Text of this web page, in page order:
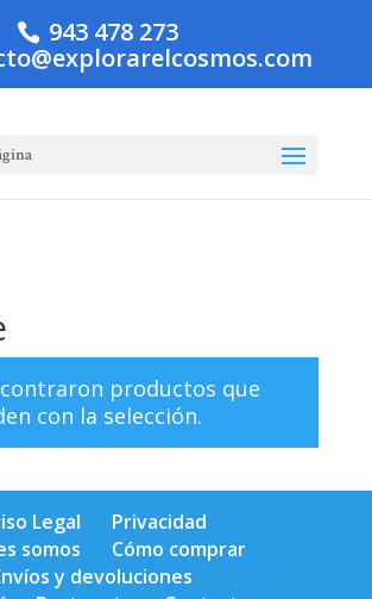
943 478 273
productos que
con la selección.
Legal
Privacidad
somos
Cómo comprar
y devoluciones